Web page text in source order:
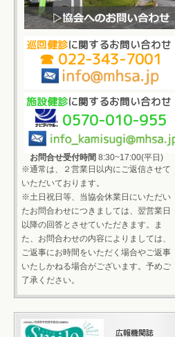
巡回健診に関するお問い合わせ
☎ 022-343-7001
施設健診に関するお問い合わせ
0570-010-955
お問合せ受付時間 8:30~17:00(平日)
※通常は、２営業日以内にご返信させて
いただいております。
※土日祝日等、当協会休業日にいただい
たお問合わせにつきましては、翌営業日
以降の回答とさせていただきます。ま
た、お問合わせの内容によりましては、
ご返事にお時間をいただく場合やご返事
いたしかねる場合がございます。予めご
了承ください。